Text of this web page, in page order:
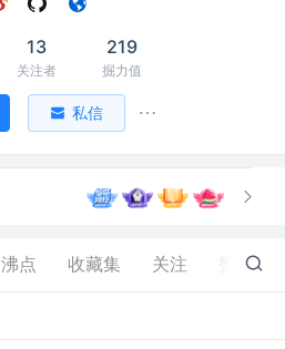
13
关注者
219
掘力值
私信
沸点 收藏集 关注 44